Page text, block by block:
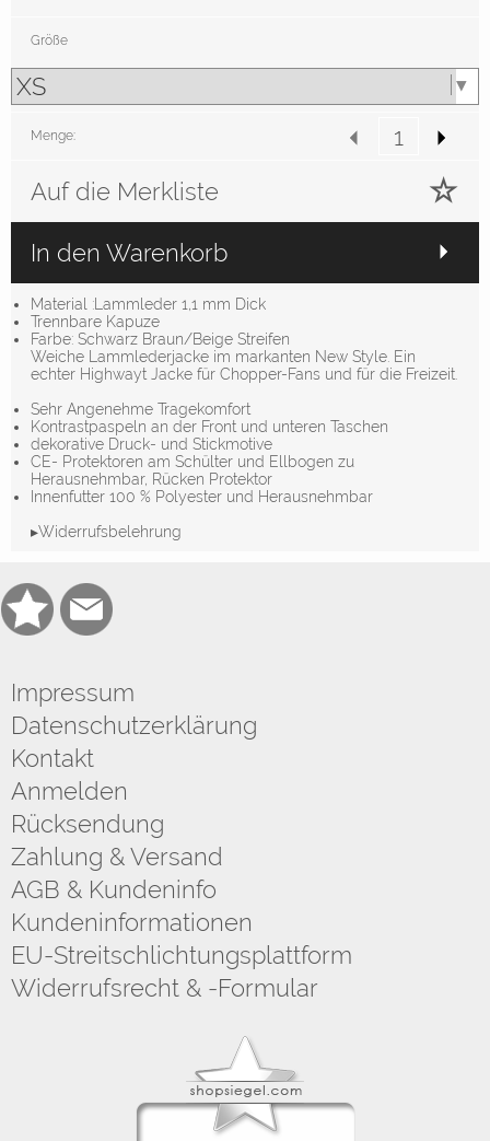
Größe
Menge:
Auf die Merkliste
In den Warenkorb
Material :Lammleder 1,1 mm Dick
Trennbare Kapuze
Farbe: Schwarz Braun/Beige Streifen
Weiche Lammlederjacke im markanten New Style. Ein
echter Highwayt Jacke für Chopper-Fans und für die Freizeit.
Sehr Angenehme Tragekomfort
Kontrastpaspeln an der Front und unteren Taschen
dekorative Druck- und Stickmotive
CE- Protektoren am Schülter und Ellbogen zu
Herausnehmbar, Rücken Protektor
Innenfutter 100 % Polyester und Herausnehmbar
▸Widerrufsbelehrung
Impressum
Datenschutzerklärung
Kontakt
Anmelden
Rücksendung
Zahlung & Versand
AGB & Kundeninfo
Kundeninformationen
EU-Streitschlichtungsplattform
Widerrufsrecht & -Formular